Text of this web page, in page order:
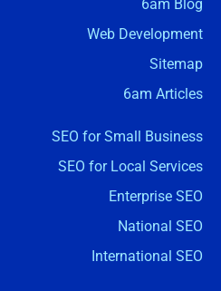
6am Blog
Web Development
Sitemap
6am Articles
SEO for Small Business
SEO for Local Services
Enterprise SEO
National SEO
International SEO